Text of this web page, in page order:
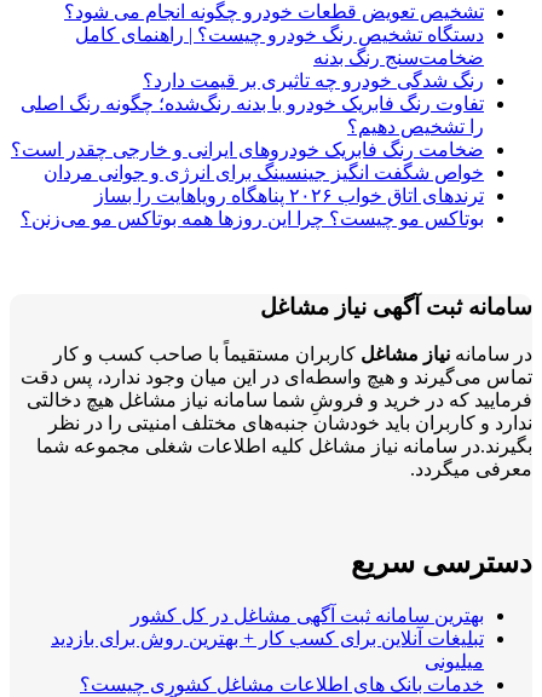
تشخیص تعویض قطعات خودرو چگونه انجام می شود؟
دستگاه تشخیص رنگ خودرو چیست؟ | راهنمای کامل
ضخامت‌سنج رنگ بدنه
رنگ شدگی خودرو چه تاثیری بر قیمت دارد؟
تفاوت رنگ فابریک خودرو با بدنه رنگ‌شده؛ چگونه رنگ اصلی
را تشخیص دهیم؟
ضخامت رنگ فابریک خودروهای ایرانی و خارجی چقدر است؟
خواص شگفت انگیز جینسینگ برای انرژی و جوانی مردان
ترندهای اتاق خواب ۲۰۲۶ پناهگاه رویاهایت را بساز
بوتاکس مو چیست؟ چرا این روزها همه بوتاکس مو می‌زنن؟
سامانه ثبت آگهی نیاز مشاغل
در سامانه نیاز مشاغل کاربران مستقیماً با صاحب کسب و کار
تماس می‌گیرند و هیچ واسطه‌ای در این میان وجود ندارد، پس دقت
فرمایید که در خرید و فروشِ شما سامانه نیاز مشاغل هیچ دخالتی
ندارد و کاربران باید خودشان جنبه‌های مختلف امنیتی را در نظر
بگیرند.در سامانه نیاز مشاغل کلیه اطلاعات شغلی مجموعه شما
معرفی میگردد.
دسترسی سریع
بهترین سامانه ثبت آگهی مشاغل در کل کشور
تبلیغات آنلاین برای کسب کار + بهترین روش برای بازدید
میلیونی
خدمات بانک های اطلاعات مشاغل کشوری چیست؟